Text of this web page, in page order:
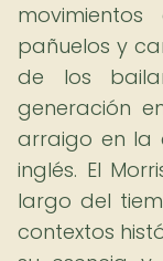
pañuelos y
de los
generación
arraigo en la
inglés. El
largo del
contextos